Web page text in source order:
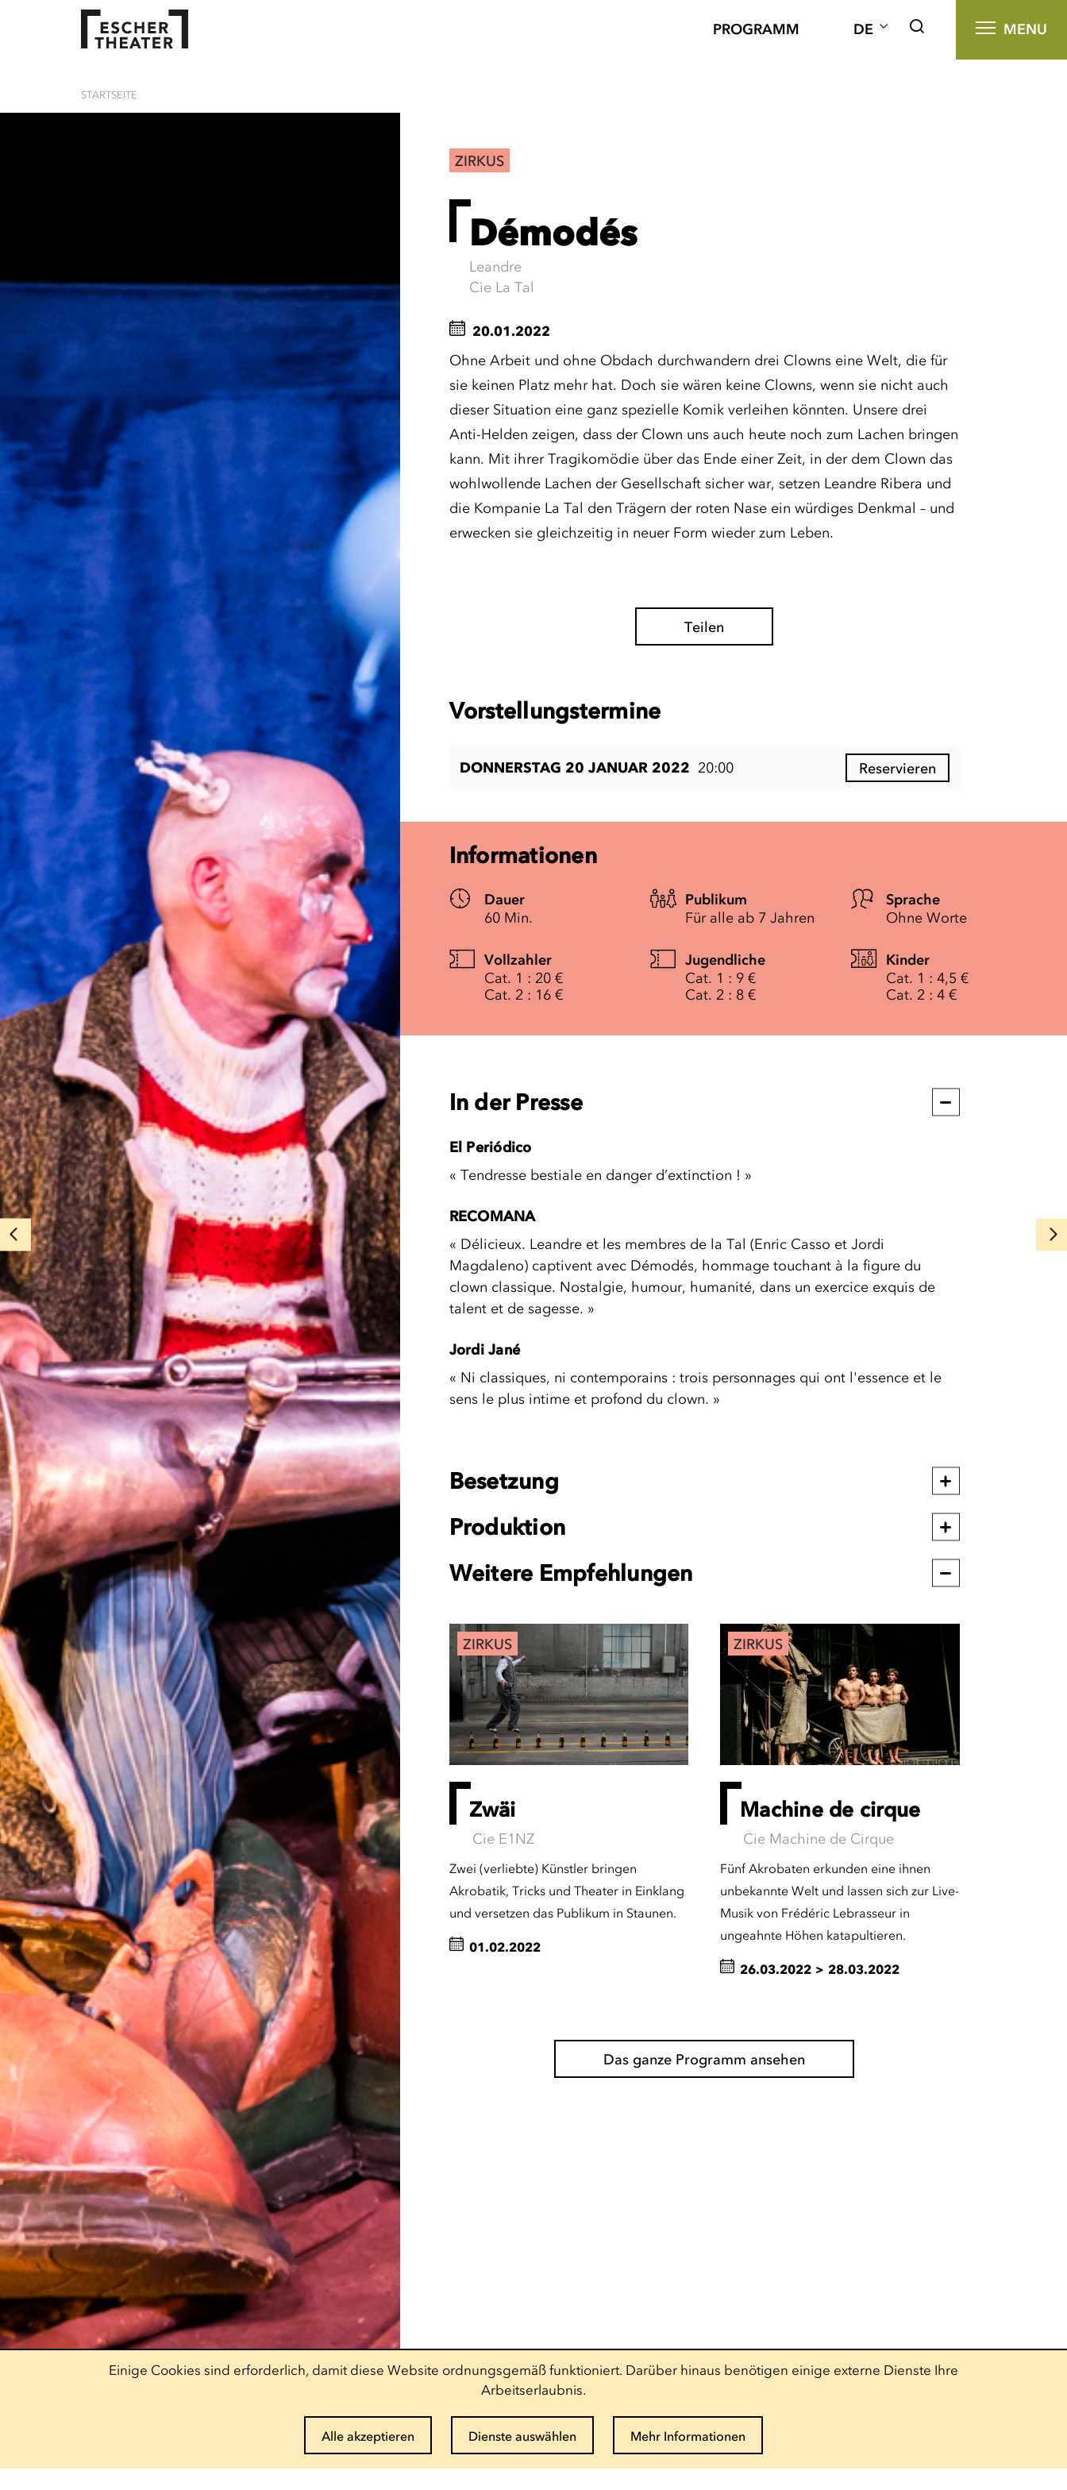
PROGRAMM DE MENU
STARTSEITE
ZIRKUS
Démodés
Leandre
Cie La Tal
20.01.2022
Ohne Arbeit und ohne Obdach durchwandern drei Clowns eine Welt, die für
sie keinen Platz mehr hat. Doch sie wären keine Clowns, wenn sie nicht auch
dieser Situation eine ganz spezielle Komik verleihen könnten. Unsere drei
Anti-Helden zeigen, dass der Clown uns auch heute noch zum Lachen bringen
kann. Mit ihrer Tragikomödie über das Ende einer Zeit, in der dem Clown das
wohlwollende Lachen der Gesellschaft sicher war, setzen Leandre Ribera und
die Kompanie La Tal den Trägern der roten Nase ein würdiges Denkmal – und
erwecken sie gleichzeitig in neuer Form wieder zum Leben.
Teilen
Vorstellungstermine
DONNERSTAG 20 JANUAR 2022 20:00 Reservieren
Informationen
Dauer
60 Min.
Publikum
Für alle ab 7 Jahren
Sprache
Ohne Worte
Vollzahler
Cat. 1 : 20 €
Cat. 2 : 16 €
Jugendliche
Cat. 1 : 9 €
Cat. 2 : 8 €
Kinder
Cat. 1 : 4,5 €
Cat. 2 : 4 €
In der Presse
El Periódico
« Tendresse bestiale en danger d’extinction ! »
RECOMANA
« Délicieux. Leandre et les membres de la Tal (Enric Casso et Jordi
Magdaleno) captivent avec Démodés, hommage touchant à la figure du
clown classique. Nostalgie, humour, humanité, dans un exercice exquis de
talent et de sagesse. »
Jordi Jané
« Ni classiques, ni contemporains : trois personnages qui ont l'essence et le
sens le plus intime et profond du clown. »
Besetzung
Produktion
Weitere Empfehlungen
ZIRKUS
Zwäi
Cie E1NZ
Zwei (verliebte) Künstler bringen
Akrobatik, Tricks und Theater in Einklang
und versetzen das Publikum in Staunen.
01.02.2022
ZIRKUS
Machine de cirque
Cie Machine de Cirque
Fünf Akrobaten erkunden eine ihnen
unbekannte Welt und lassen sich zur Live-
Musik von Frédéric Lebrasseur in
ungeahnte Höhen katapultieren.
26.03.2022 > 28.03.2022
Das ganze Programm ansehen
Einige Cookies sind erforderlich, damit diese Website ordnungsgemäß funktioniert. Darüber hinaus benötigen einige externe Dienste Ihre
Arbeitserlaubnis.
Alle akzeptieren Dienste auswählen Mehr Informationen